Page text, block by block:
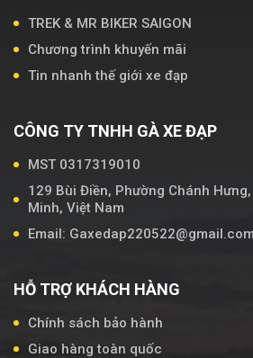
TREK & MR BIKER SAIGON
Chương trình khuyến mãi
Tin nhanh thế giới xe đạp
CÔNG TY TNHH GÀ XE ĐẠP
MST 0317319010
129 Bùi Điền, Phường Chánh
Minh, Việt Nam
Email: Gaxedap220522@gmail.com
HỖ TRỢ KHÁCH HÀNG
Chính sách bảo hành
Giao hàng toàn quốc